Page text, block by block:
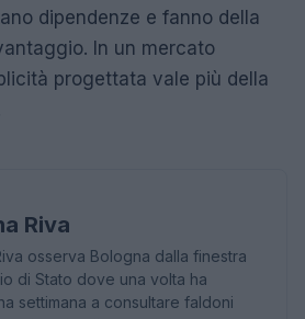
dipendenze e fanno della
In un mercato
progettata vale più della
Riva
osserva Bologna dalla finestra
di Stato dove una volta ha
settimana a consultare faldoni